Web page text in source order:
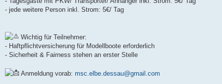
- ⁠jede weitere Person inkl. Strom: 5€/ Tag
Wichtig für Teilnehmer:
- Haftpflichtversicherung für Modellboote erforderlich
- ⁠Sicherheit & Fairness stehen an erster Stelle
Anmeldung vorab: msc.elbe.dessau@gmail.com